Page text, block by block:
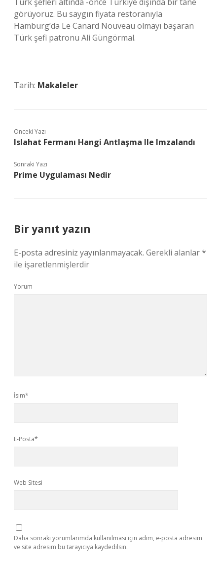
görüyoruz. Bu saygın fiyata restoranıyla
Hamburg’da Le Canard Nouveau olmayı başaran
Türk şefi patronu Ali Güngörmal.
Tarih: Makaleler
Önceki Yazı
Islahat Fermanı Hangi Antlaşma Ile Imzalandı
Sonraki Yazı
Prime Uygulaması Nedir
Bir yanıt yazın
E-posta adresiniz yayınlanmayacak. Gerekli alanlar*
ile işaretlenmişlerdir
Yorum
İsim*
E-Posta*
Web Sitesi
Daha sonraki yorumlarımda kullanılması için adım, e-posta adresim
ve site adresim bu tarayıcıya kaydedilsin.